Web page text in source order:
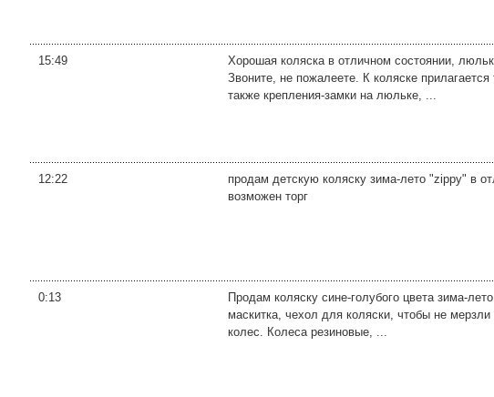
15:49
Хорошая коляска в отличном состоянии,
Звоните, не пожалеете. К коляске
также крепления-замки на люльке, ...
12:22
продам детскую коляску зима-лето "zippy" в
возможен торг
0:13
Продам коляску сине-голубого цвета зима-
маскитка, чехол для коляски, чтобы не
колес. Колеса резиновые, ...